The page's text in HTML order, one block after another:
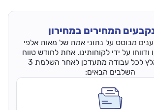
המחירים במחירון
מבוסס על נתוני אמת של מאות אלפי
ודווחו על ידי לקוחותינו. אחת לחודש טווח
המחיר המומלץ לכל עבודה מתעדכן לאחר השלמת 3
השלבים הבאים: